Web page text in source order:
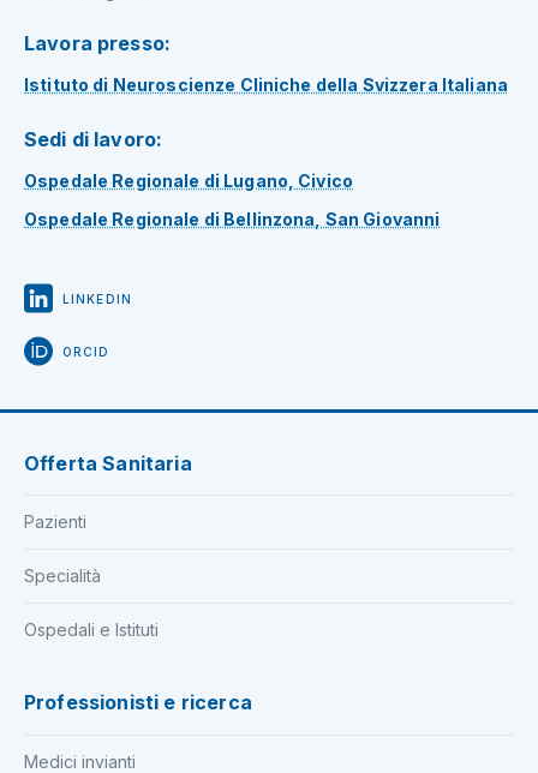
Lavora presso:
Istituto di Neuroscienze Cliniche della Svizzera Italiana
Sedi di lavoro:
Ospedale Regionale di Lugano, Civico
Ospedale Regionale di Bellinzona, San Giovanni
LINKEDIN
ORCID
Offerta Sanitaria
Pazienti
Specialità
Ospedali e Istituti
Professionisti e ricerca
Medici invianti